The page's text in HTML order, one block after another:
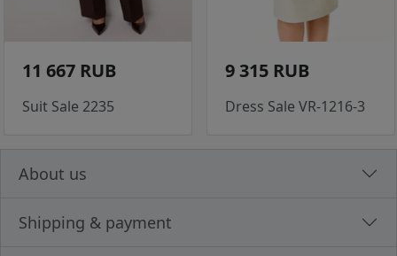
11 667 RUB
Suit Sale 2235
9 315 RUB
Dress Sale VR-1216-3
About us
Shipping & payment